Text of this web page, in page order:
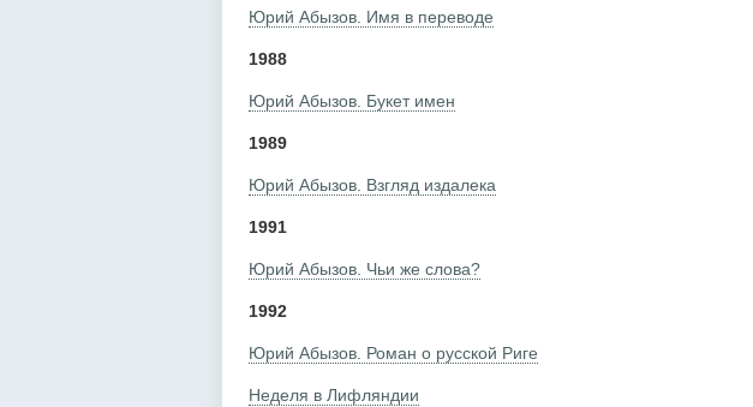
Юрий Абызов. Имя в переводе
1988
Юрий Абызов. Букет имен
1989
Юрий Абызов. Взгляд издалека
1991
Юрий Абызов. Чьи же слова?
1992
Юрий Абызов. Роман о русской Риге
Неделя в Лифляндии